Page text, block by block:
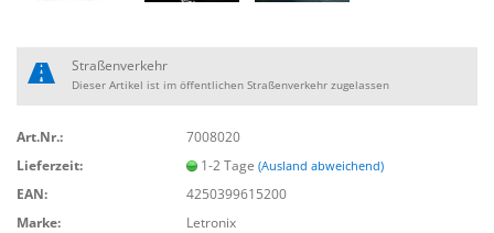
Art.Nr.:
7008020
Lieferzeit:
1-2 Tage(Ausland abweichend)
EAN:
4250399615200
Marke:
Letronix
Straßenverkehr
Dieser Artikel ist im öffentlichen Straßenverkehr zugelassen